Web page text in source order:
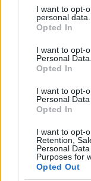
I want to opt-
personal data.
Opted In
I want to opt-
Personal Data.
Opted In
I want to opt-
Personal
Opted In
I want to opt-
Retention,
Personal
Purposes for
Opted Out
l’account di
il profilo
aperto, anche
dell’agosto
Twitter
presidente
dei diritti umani.